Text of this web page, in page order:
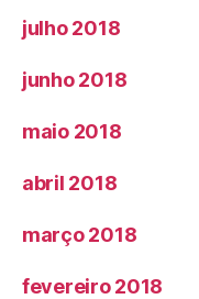
julho 2018
junho 2018
maio 2018
abril 2018
março 2018
fevereiro 2018